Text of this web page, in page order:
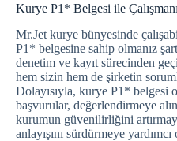
Kurye P1* Belgesi ile
Mr.Jet kurye bünyesinde
P1* belgesine sahip olmanız
denetim ve kayıt sürecinden
hem sizin hem de şirketin
Dolayısıyla, kurye P1* belgesi
başvurular, değerlendirmeye
kurumun güvenilirliğini
anlayışını sürdürmeye yardımcı